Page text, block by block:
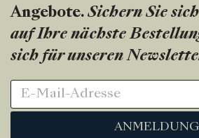
Angebote. Sichern Sie
auf Ihre nächste
sich für unseren
ANMELDUNG